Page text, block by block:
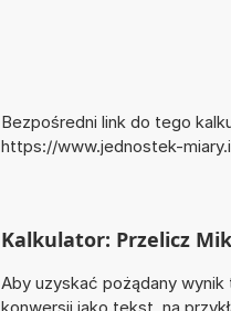
Bezpośredni link do tego
https://www.jednostek-
Kalkulator: Przelicz
Aby uzyskać pożądany